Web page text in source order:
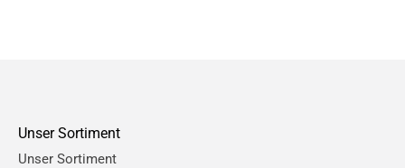
Unser Sortiment
Unser Sortiment